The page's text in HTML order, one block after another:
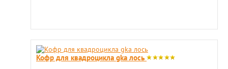
Кофр для квадроцикла gka лось